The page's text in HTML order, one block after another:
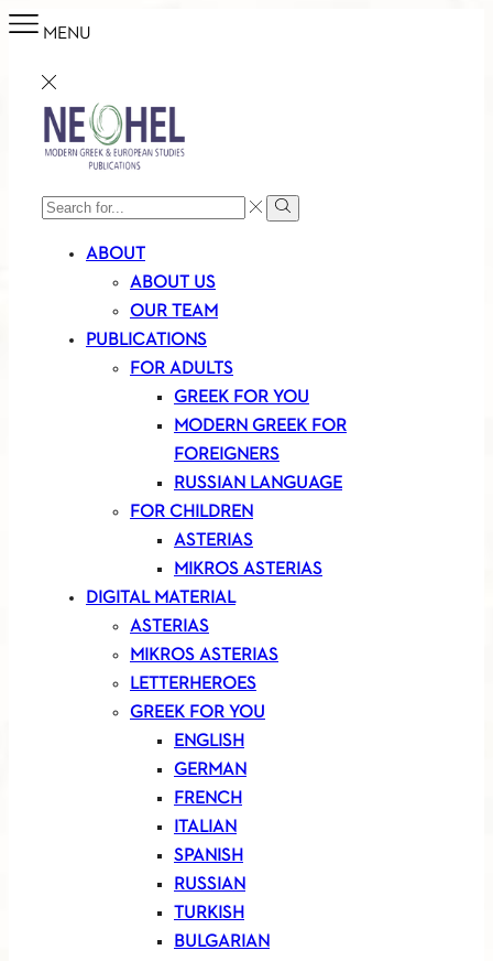
MENU
SEARCH
Search
ABOUT
ABOUT US
OUR TEAM
PUBLICATIONS
FOR ADULTS
GREEK FOR YOU
MODERN GREEK FOR
FOREIGNERS
RUSSIAN LANGUAGE
FOR CHILDREN
ASTERIAS
MIKROS ASTERIAS
DIGITAL MATERIAL
ASTERIAS
MIKROS ASTERIAS
LETTERHEROES
GREEK FOR YOU
ENGLISH
GERMAN
FRENCH
ITALIAN
SPANISH
RUSSIAN
TURKISH
BULGARIAN